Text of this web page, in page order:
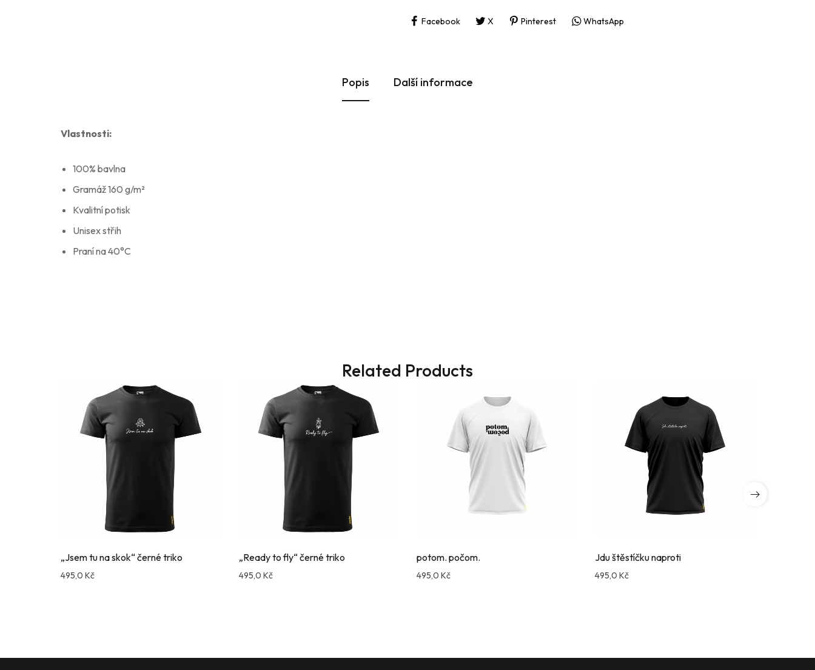
Facebook X Pinterest WhatsApp
Popis Další informace
Vlastnosti:
100% bavlna
Gramáž 160 g/m²
Kvalitní potisk
Unisex střih
Praní na 40°C
Related Products
„Jsem tu na skok“ černé triko
495,0 Kč
„Ready to fly“ černé triko
495,0 Kč
potom. počom.
495,0 Kč
Jdu štěstíčku naproti
495,0 Kč